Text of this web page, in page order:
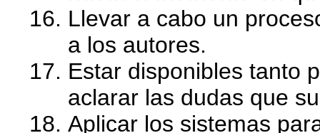
Llevar a cabo un
a los autores.
Estar disponibles tanto
aclarar las dudas que
Aplicar los sistemas